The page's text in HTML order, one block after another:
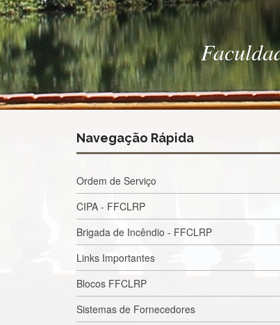
Navegação Rápida
Ordem de Serviço
CIPA - FFCLRP
Brigada de Incêndio - FFCLRP
Links Importantes
Blocos FFCLRP
Sistemas de Fornecedores